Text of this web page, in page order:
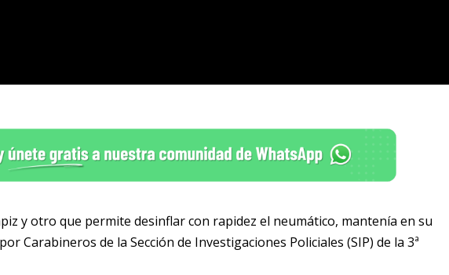
y otro que permite desinflar con rapidez el neumático, mantenía en su
Carabineros de la Sección de Investigaciones Policiales (SIP) de la 3ª